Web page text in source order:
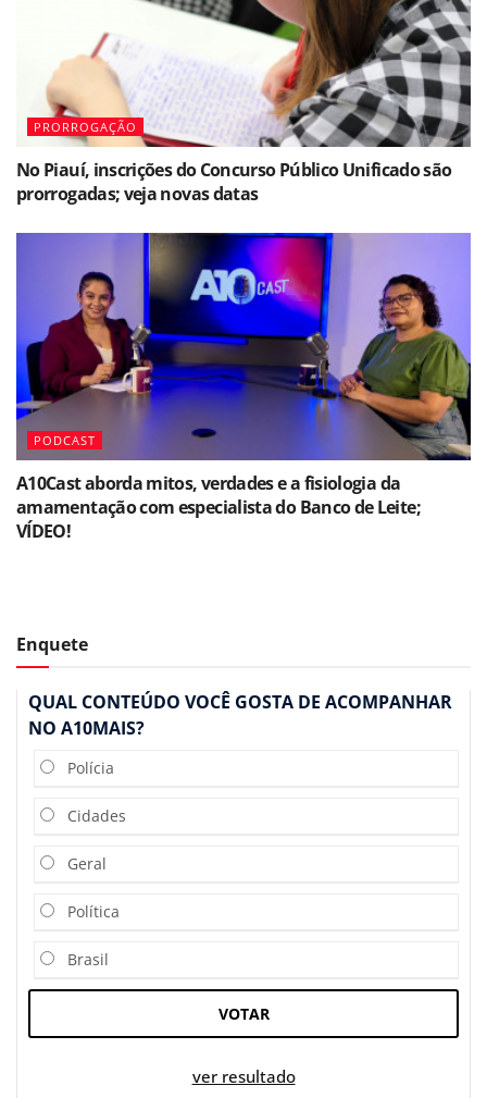
PRORROGAÇÃO
No Piauí, inscrições do Concurso Público Unificado são
prorrogadas; veja novas datas
PODCAST
A10Cast aborda mitos, verdades e a fisiologia da
amamentação com especialista do Banco de Leite;
VÍDEO!
Enquete
QUAL CONTEÚDO VOCÊ GOSTA DE ACOMPANHAR
NO A10MAIS?
Polícia
Cidades
Geral
Política
Brasil
VOTAR
ver resultado